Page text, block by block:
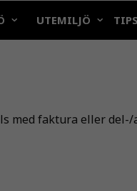
UTEMILJÖ
med faktura eller